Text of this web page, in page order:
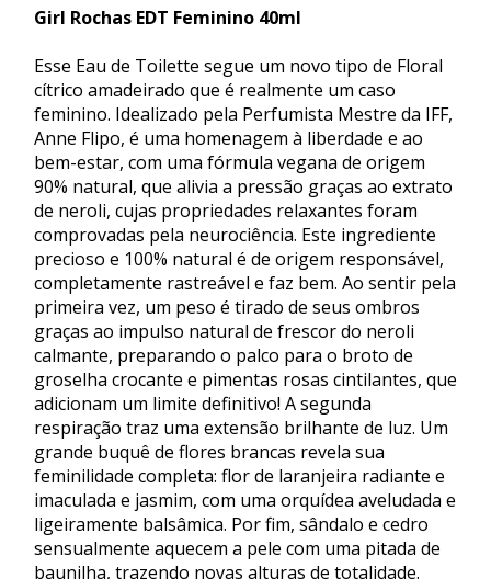
Girl Rochas EDT Feminino 40ml
Esse Eau de Toilette segue um novo tipo de Floral
cítrico amadeirado que é realmente um caso
feminino. Idealizado pela Perfumista Mestre da IFF,
Anne Flipo, é uma homenagem à liberdade e ao
bem-estar, com uma fórmula vegana de origem
90% natural, que alivia a pressão graças ao extrato
de neroli, cujas propriedades relaxantes foram
comprovadas pela neurociência. Este ingrediente
precioso e 100% natural é de origem responsável,
completamente rastreável e faz bem. Ao sentir pela
primeira vez, um peso é tirado de seus ombros
graças ao impulso natural de frescor do neroli
calmante, preparando o palco para o broto de
groselha crocante e pimentas rosas cintilantes, que
adicionam um limite definitivo! A segunda
respiração traz uma extensão brilhante de luz. Um
grande buquê de flores brancas revela sua
feminilidade completa: flor de laranjeira radiante e
imaculada e jasmim, com uma orquídea aveludada e
ligeiramente balsâmica. Por fim, sândalo e cedro
sensualmente aquecem a pele com uma pitada de
baunilha, trazendo novas alturas de totalidade.